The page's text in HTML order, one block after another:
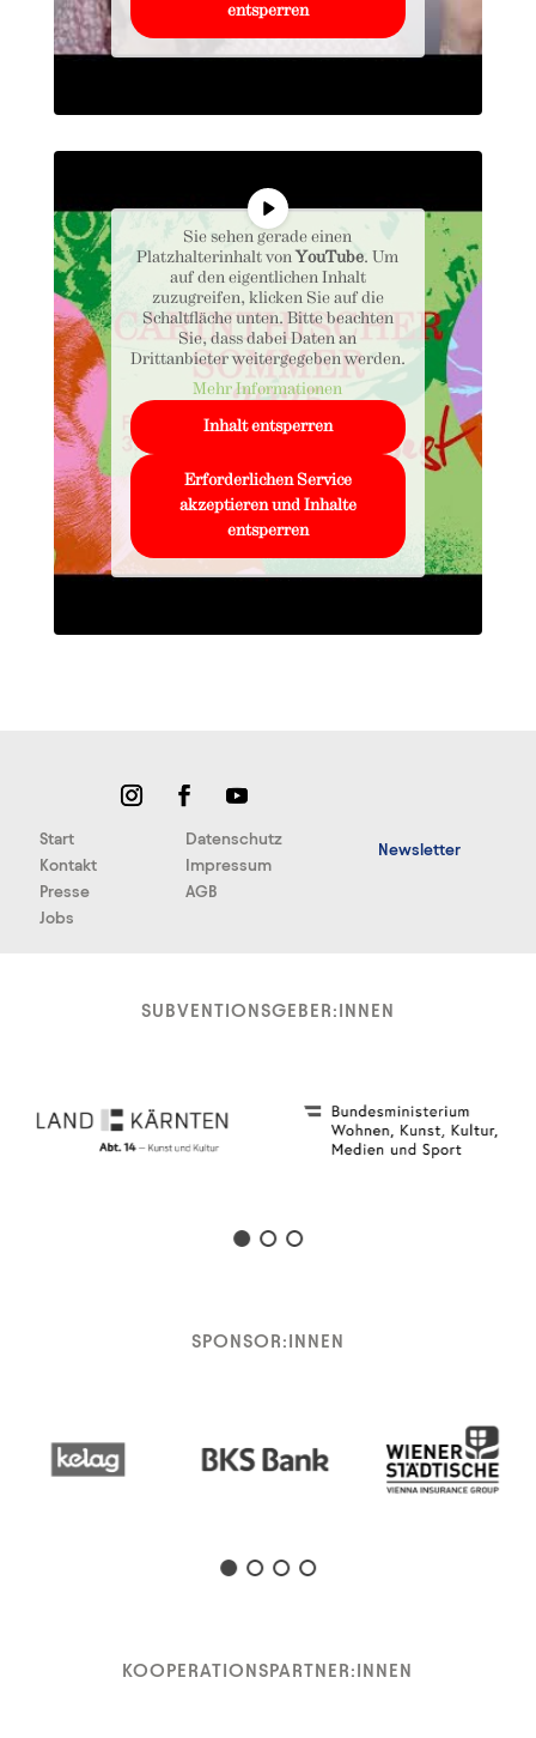
entsperren
Sie sehen gerade einen
Platzhalterinhalt von YouTube. Um
auf den eigentlichen Inhalt
zuzugreifen, klicken Sie auf die
Schaltfläche unten. Bitte beachten
Sie, dass dabei Daten an
Drittanbieter weitergegeben werden.
Mehr Informationen
Inhalt entsperren
Erforderlichen Service
akzeptieren und Inhalte
entsperren
Start
Kontakt
Presse
Jobs
Datenschutz
Impressum
AGB
Newsletter
SUBVENTIONSGEBER:INNEN
SPONSOR:INNEN
KOOPERATIONSPARTNER:INNEN